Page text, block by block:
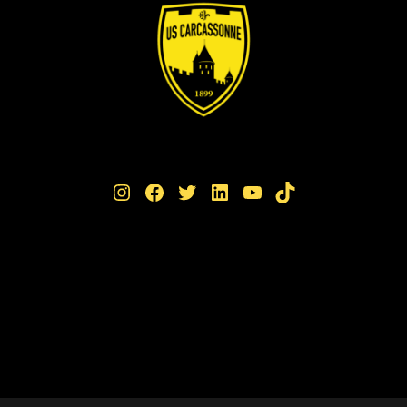
Instagram Facebook Twitter LinkedIn YouTube TikTok